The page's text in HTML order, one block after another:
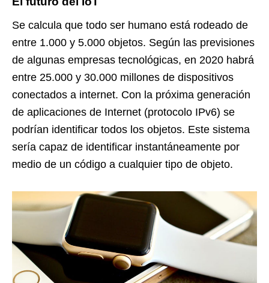
Se calcula que todo ser humano está rodeado de
entre 1.000 y 5.000 objetos. Según las previsiones
de algunas empresas tecnológicas, en 2020 habrá
entre 25.000 y 30.000 millones de dispositivos
conectados a internet. Con la próxima generación
de aplicaciones de Internet (protocolo IPv6) se
podrían identificar todos los objetos. Este sistema
sería capaz de identificar instantáneamente por
medio de un código a cualquier tipo de objeto.